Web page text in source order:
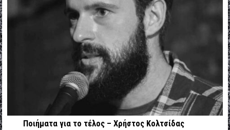
Ποιήματα για το τέλος – Χρήστος Κολτσίδας